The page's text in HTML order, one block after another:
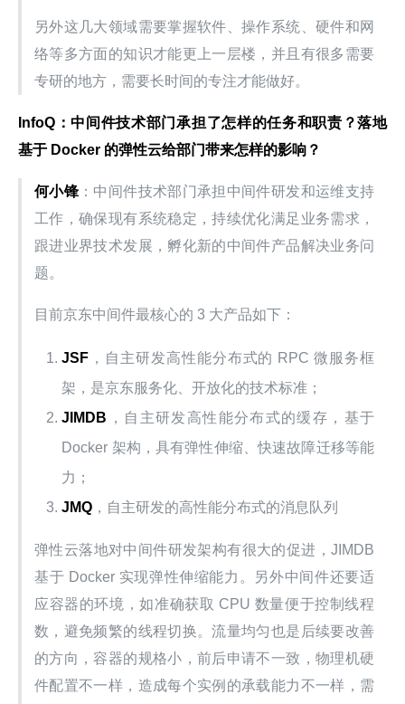
另外这几大领域需要掌握软件、操作系统、硬件和网
络等多方面的知识才能更上一层楼，并且有很多需要
专研的地方，需要长时间的专注才能做好。
InfoQ：中间件技术部门承担了怎样的任务和职责？落地
基于 Docker 的弹性云给部门带来怎样的影响？
何小锋 ：中间件技术部门承担中间件研发和运维支持
工作，确保现有系统稳定，持续优化满足业务需求，
跟进业界技术发展，孵化新的中间件产品解决业务问
题。
目前京东中间件最核心的 3 大产品如下：
JSF ，自主研发高性能分布式的 RPC 微服务框
架，是京东服务化、开放化的技术标准；
JIMDB ，自主研发高性能分布式的缓存，基于
Docker 架构，具有弹性伸缩、快速故障迁移等能
力；
JMQ ，自主研发的高性能分布式的消息队列
弹性云落地对中间件研发架构有很大的促进，JIMDB
基于 Docker 实现弹性伸缩能力。另外中间件还要适
应容器的环境，如准确获取 CPU 数量便于控制线程
数，避免频繁的线程切换。流量均匀也是后续要改善
的方向，容器的规格小，前后申请不一致，物理机硬
件配置不一样，造成每个实例的承载能力不一样，需